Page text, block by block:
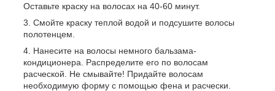
Оставьте краску на волосах на 40-60 минут.
Смойте краску теплой водой и подсушите волосы
полотенцем.
Нанесите на волосы немного бальзама-
кондиционера. Распределите его по волосам
расческой. Не смывайте! Придайте волосам
необходимую форму с помощью фена и расчески.